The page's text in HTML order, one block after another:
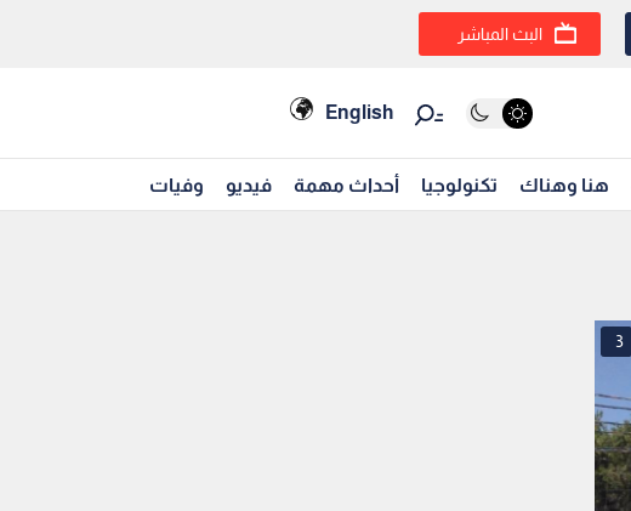
البث المباشر
English
هنا وهناك تكنولوجيا أحداث مهمة فيديو وفيات
3